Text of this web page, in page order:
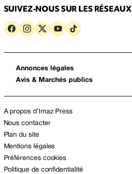
SUIVEZ-NOUS SUR LES RÉSEAUX
Annonces légales
Avis & Marchés publics
A propos d’Imaz Press
Nous contacter
Plan du site
Mentions légales
Préférences cookies
Politique de confidentialité